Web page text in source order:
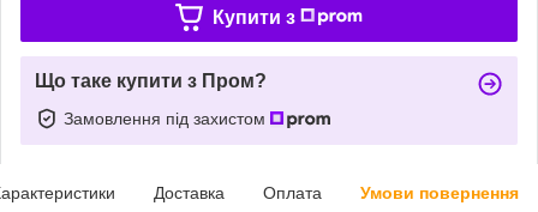
Купити з
Що таке купити з Пром?
Замовлення під захистом
Доставка Оплата Умови повернення